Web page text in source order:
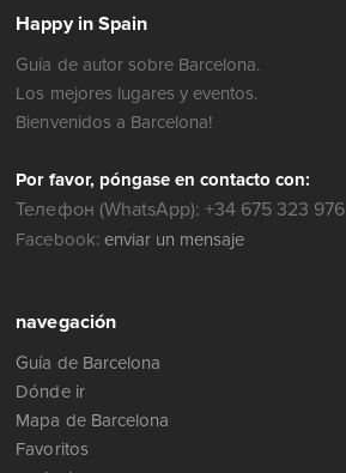
Happy in Spain
Guía de autor sobre Barcelona.
Los mejores lugares y eventos.
Bienvenidos a Barcelona!
Por favor, póngase en contacto con:
Телефон (WhatsApp): +34 675 323 976
Facebook: enviar un mensaje
navegación
Guía de Barcelona
Dónde ir
Mapa de Barcelona
Favoritos